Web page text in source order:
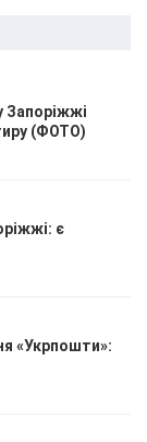
Запоріжжі
(ФОТО)
є
«Укрпошти»: